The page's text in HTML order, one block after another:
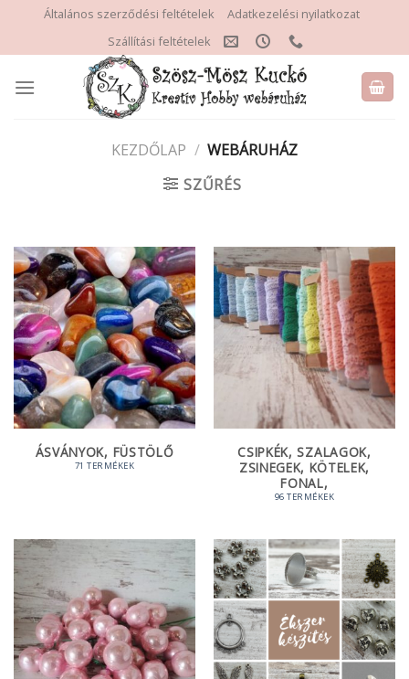
content
Általános szerződési feltételek
Adatkezelési nyilatkozat
Szállítási feltételek
KEZDŐLAP / WEBÁRUHÁZ
SZŰRÉS
ÁSVÁNYOK, FÜSTÖLŐ
71 TERMÉKEK
CSIPKÉK, SZALAGOK,
ZSINEGEK, KÖTELEK,
FONAL,
96 TERMÉKEK